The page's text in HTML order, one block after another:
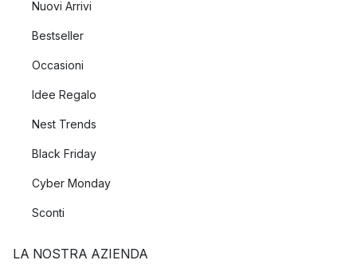
Nuovi Arrivi
Bestseller
Occasioni
Idee Regalo
Nest Trends
Black Friday
Cyber Monday
Sconti
LA NOSTRA AZIENDA